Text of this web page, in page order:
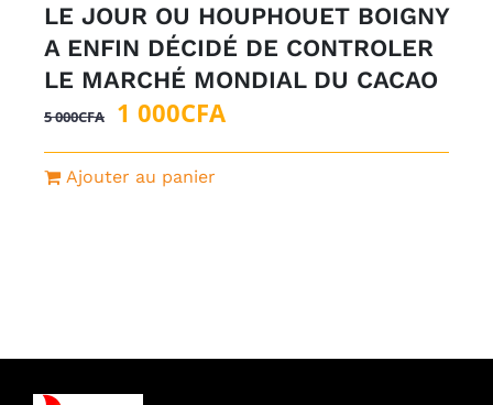
LE JOUR OU HOUPHOUET BOIGNY
A ENFIN DÉCIDÉ DE CONTROLER
LE MARCHÉ MONDIAL DU CACAO
5 000CFA
Le
prix
initial
1 000CFALe
prix
Ajouter au panier